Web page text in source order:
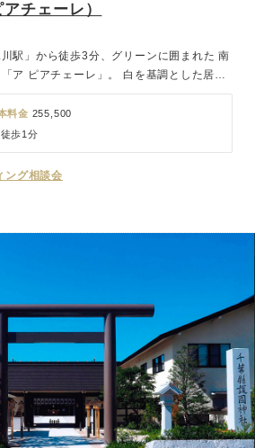
チェーレ）
駅」から徒歩3分、グリーンに囲まれた 南
ア ピアチェーレ」。 白を基調とした居心
の結婚式や友人とのパーティにおすすめ。
ランならではのきめ細やかなサービスでお
りどりの花が咲くテラスではペットと過ご
しいひとときをお過ごしください。
料金 255,500
歩1分
ング相談会